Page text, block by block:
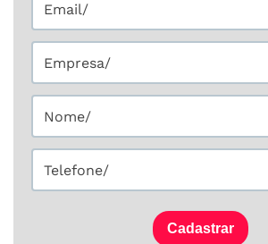
Cadastrar